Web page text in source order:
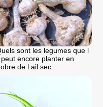
sont les legumes que l
encore planter en
de l ail sec